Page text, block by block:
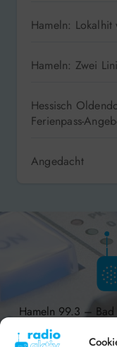
Hameln: Lokalhit
Hameln: Zwei
Hessisch
Ferienpass-
Angedacht
Hameln 99.3 –